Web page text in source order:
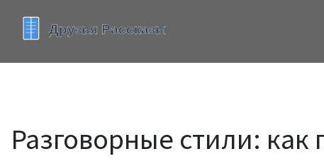
Разговорные стили: